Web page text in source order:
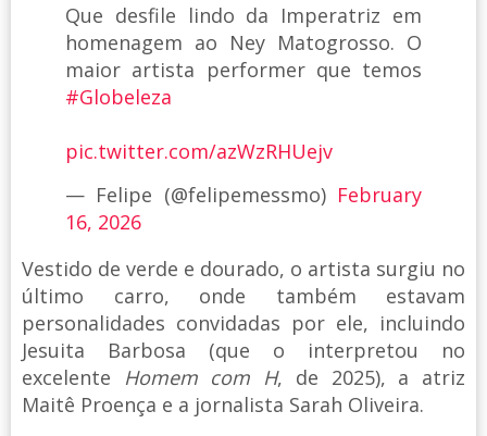
Que desfile lindo da Imperatriz em
homenagem ao Ney Matogrosso. O
maior artista performer que temos
#Globeleza
pic.twitter.com/azWzRHUejv
— Felipe (@felipemessmo) February
16, 2026
Vestido de verde e dourado, o artista surgiu no
último carro, onde também estavam
personalidades convidadas por ele, incluindo
Jesuita Barbosa (que o interpretou no
excelente Homem com H, de 2025), a atriz
Maitê Proença e a jornalista Sarah Oliveira.